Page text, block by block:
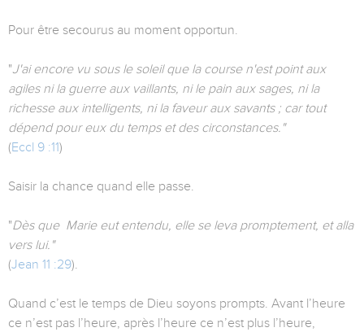
Pour être secourus au moment opportun.
"J'ai encore vu sous le soleil que la course n'est point aux
agiles ni la guerre aux vaillants, ni le pain aux sages, ni la
richesse aux intelligents, ni la faveur aux savants ; car tout
dépend pour eux du temps et des circonstances."
(Eccl 9 :11)
Saisir la chance quand elle passe.
"Dès que Marie eut entendu, elle se leva promptement, et alla
vers lui."
(Jean 11 :29).
Quand c’est le temps de Dieu soyons prompts. Avant l’heure
ce n’est pas l’heure, après l’heure ce n’est plus l’heure,